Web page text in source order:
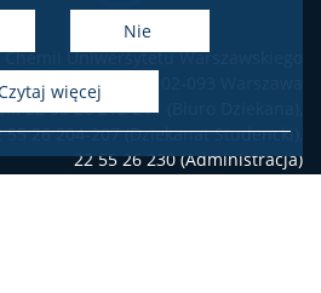
Nie
czytaj więcej
Chemii Uniwersytetu Warszawskiego
ul. Pasteura 1, 02-093 Warszawa
22 55 26 212-211 (Biuro Dziekana),
55 26 204-207 (Dziekanat Studencki),
22 55 26 230 (Administracja)